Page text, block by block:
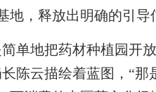
地，释放出明确的引导
地把药材种植园开
陈云描绘着蓝图，“那